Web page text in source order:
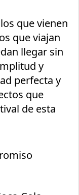
que vienen
que viajan
llegar sin
y
perfecta y
que
de esta